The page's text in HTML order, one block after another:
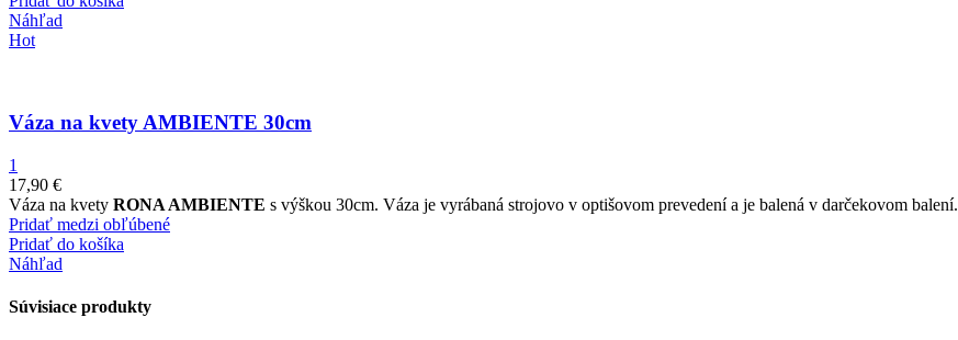
Náhľad
Hot
Váza na kvety AMBIENTE 30cm
1
17,90 €
Váza na kvety RONA AMBIENTE s výškou 30cm. Váza je vyrábaná strojovo v optišovom prevedení a je balená v darčekovom balení.
Pridať medzi obľúbené
Pridať do košíka
Náhľad
Súvisiace produkty